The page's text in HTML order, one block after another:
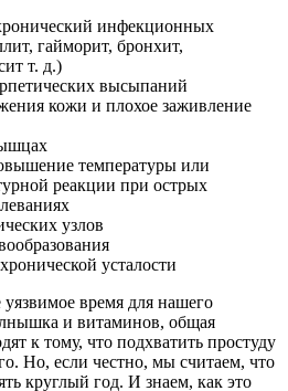
инфекционных
гайморит, бронхит,
т. д.)
высыпаний
кожи и плохое заживление
температуры или
реакции при острых
узлов
усталости
время для нашего
и витаминов, общая
к тому, что подхватить простуду
Но, если честно, мы считаем, что
круглый год. И знаем, как это